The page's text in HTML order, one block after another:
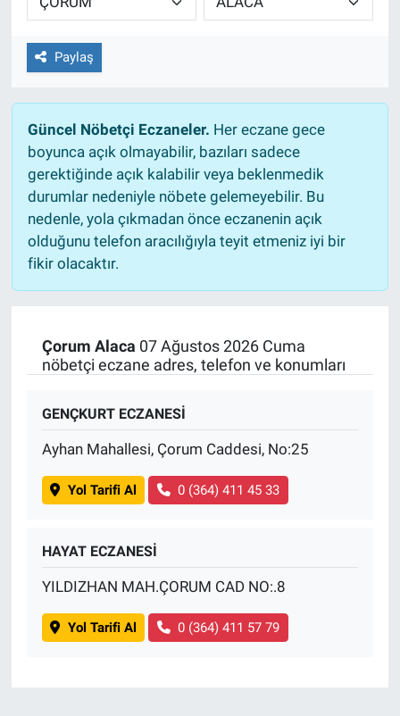
Paylaş
Güncel Nöbetçi Eczaneler. Her eczane gece
boyunca açık olmayabilir, bazıları sadece
gerektiğinde açık kalabilir veya beklenmedik
durumlar nedeniyle nöbete gelemeyebilir. Bu
nedenle, yola çıkmadan önce eczanenin açık
olduğunu telefon aracılığıyla teyit etmeniz iyi bir
fikir olacaktır.
Çorum Alaca 07 Ağustos 2026 Cuma
nöbetçi eczane adres, telefon ve konumları
GENÇKURT ECZANESİ
Ayhan Mahallesi, Çorum Caddesi, No:25
Yol Tarifi Al 0 (364) 411 45 33
HAYAT ECZANESİ
YILDIZHAN MAH.ÇORUM CAD NO:.8
Yol Tarifi Al 0 (364) 411 57 79